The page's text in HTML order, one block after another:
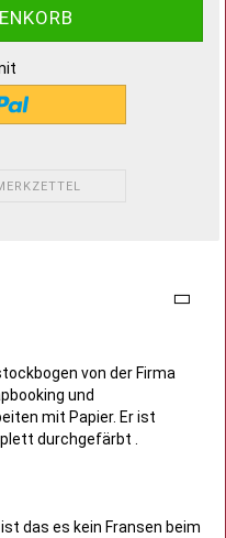
von der Firma
und
mit Papier. Er ist
durchgefärbt .
das es kein Fransen beim